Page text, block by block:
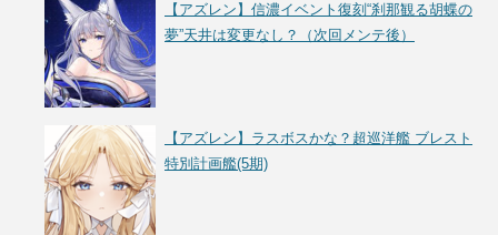
【アズレン】信濃イベント復刻“刹那観る胡蝶の
夢”天井は変更なし？（次回メンテ後）
【アズレン】ラスボスかな？超巡洋艦 ブレスト
特別計画艦(5期)